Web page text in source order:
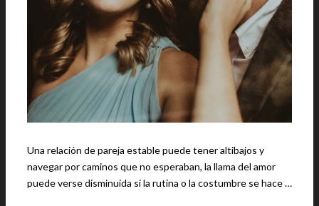
Una relación de pareja estable puede tener altibajos y
navegar por caminos que no esperaban, la llama del amor
puede verse disminuida si la rutina o la costumbre se hace …